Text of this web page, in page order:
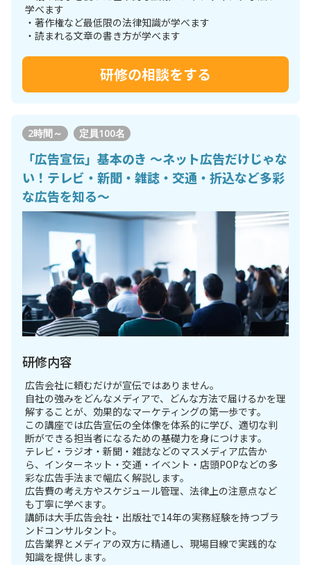
学べます
・著作権など最低限の法律知識が学べます
・読まれる文章の書き方が学べます
研修の相談をする
2時間～ 定員100名
「広告宣伝」基本のき 〜ネット広告だけじゃな
い！テレビ・新聞・雑誌・交通・折込など多彩
な広告を知る〜
研修内容
広告会社に頼むだけが宣伝ではありません。
自社の強みをどんなメディアで、どんな方法で届けるかを理
解することが、効果的なマーケティングの第一歩です。
この講座では広告宣伝の全体像を体系的に学び、適切な判
断ができる担当者になるための基礎力を身につけます。
テレビ・ラジオ・新聞・雑誌などのマスメディア広告か
ら、インターネット・交通・イベント・店頭POPなどの多
彩な広告手法まで幅広く解説します。
広告費の考え方やスケジュール管理、法律上の注意点など
も丁寧に学べます。
講師は大手広告会社・出版社で14年の実務経験を持つブラ
ンドコンサルタント。
広告業界とメディアの双方に精通し、現場目線で実践的な
知識を提供します。